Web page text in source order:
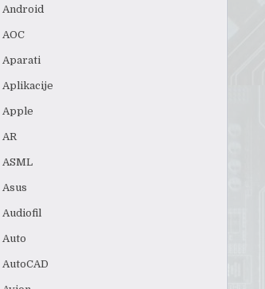
Android
AOC
Aparati
Aplikacije
Apple
AR
ASML
Asus
Audiofil
Auto
AutoCAD